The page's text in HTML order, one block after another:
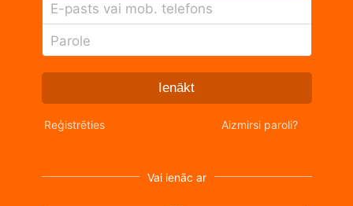
E-pasts vai mob. telefons
Parole
Ienākt
Reģistrēties Aizmirsi paroli?
Vai ienāc ar